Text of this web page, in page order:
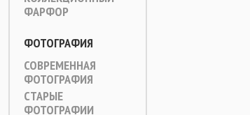
ФАРФОР
ФОТОГРАФИЯ
СОВРЕМЕННАЯ
ФОТОГРАФИЯ
СТАРЫЕ
ФОТОГРАФИИ